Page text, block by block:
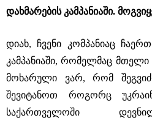
დახმარების კამპანიაში.
დიახ, ჩვენი კომპანიაც
კამპანიაში, რომელმაც
მოხარული ვარ, რომ
შევიტანოთ როგორც
საქართველოში